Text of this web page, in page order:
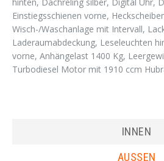
Einstiegsschienen vorne,
Wisch-/Waschanlage mit Intervall,
Laderaumabdeckung, Leseleuchten
vorne, Anhängelast 1400 Kg,
Turbodiesel Motor mit 1910 ccm
INNEN
AUSSEN